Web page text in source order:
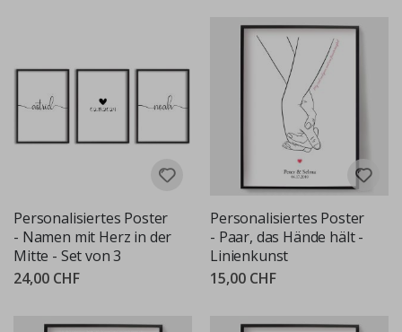
Personalisiertes Poster
- Namen mit Herz in der
Mitte - Set von 3
24,00 CHF
Personalisiertes Poster
- Paar, das Hände hält -
Linienkunst
15,00 CHF